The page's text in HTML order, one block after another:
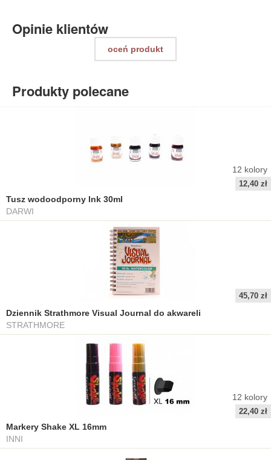
Opinie klientów
oceń produkt
Produkty polecane
12 kolory
12,40 zł
Tusz wodoodporny Ink 30ml
DARWI
45,70 zł
Dziennik Strathmore Visual Journal do akwareli
STRATHMORE
12 kolory
22,40 zł
Markery Shake XL 16mm
INNI